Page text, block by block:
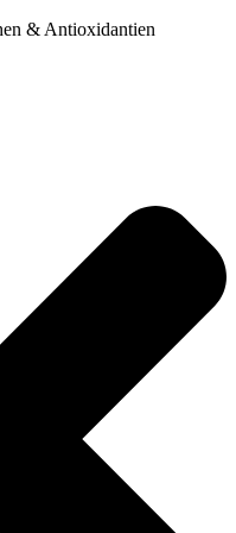
& Antioxidantien